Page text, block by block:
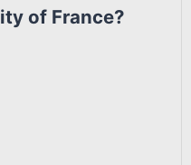
of France?